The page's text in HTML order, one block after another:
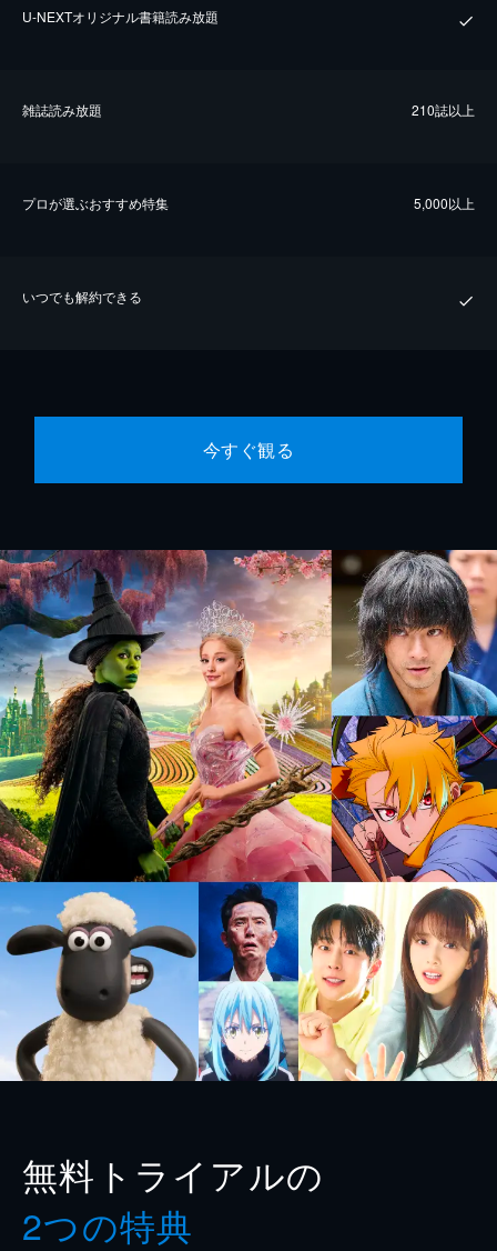
U-NEXTオリジナル書籍読み放題
雑誌読み放題 210誌以上
プロが選ぶおすすめ特集 5,000以上
いつでも解約できる
今すぐ観る
無料トライアルの
2つの特典